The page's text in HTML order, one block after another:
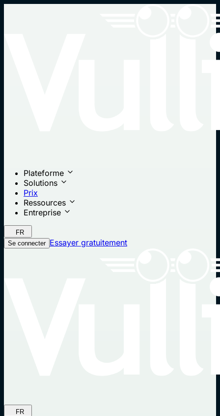
Plateforme
Solutions
Prix
Ressources
Entreprise
FR
Se connecter Essayer gratuitement
FR